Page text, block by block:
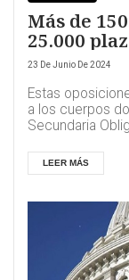
Más de
25.000
23 De Junio De 2024
Estas
a los cuerpos
Secundaria
LEER MÁS